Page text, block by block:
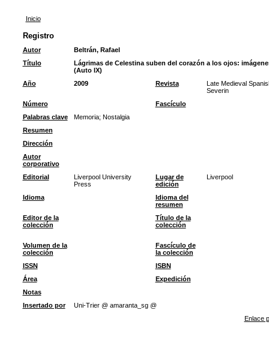
Inicio
Registro
Autor
Beltrán, Rafael
Título
Lágrimas de Celestina suben del corazón a los ojos:
(Auto IX)
Año
2009 Revista
Late Medieval
Severin
Número
Fascículo
Palabras clave
Memoria; Nostalgia
Resumen
Dirección
Autor
corporativo
Editorial
Liverpool University
Press
Lugar de
edición
Liverpool
Idioma
Idioma del
resumen
Editor de la
colección
Título de la
colección
Volumen de la
colección
Fascículo de
la colección
ISSN
ISBN
Área
Expedición
Notas
Insertado por
Uni-Trier @ amaranta_sg @
Enlace